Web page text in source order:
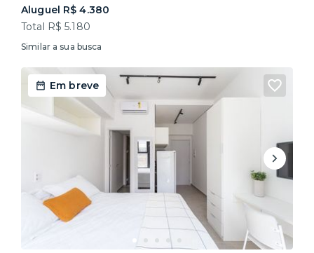
Aluguel R$ 4.380
Total R$ 5.180
Similar a sua busca
Em breve